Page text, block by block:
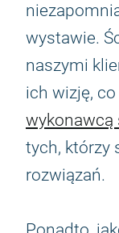
wystawie.
naszymi
ich wizję,
wykonawcą
tych, którzy
rozwiązań.